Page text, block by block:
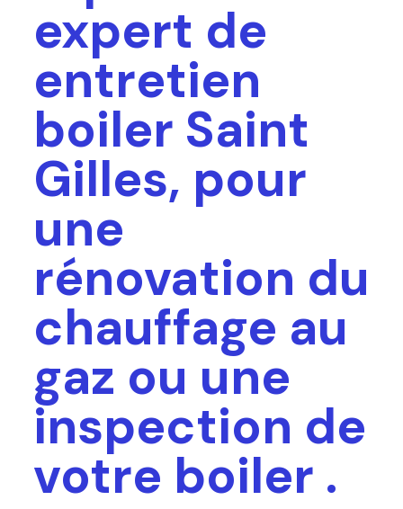
expert de
entretien
boiler Saint
Gilles, pour
une
rénovation du
chauffage au
gaz ou une
inspection de
votre boiler .